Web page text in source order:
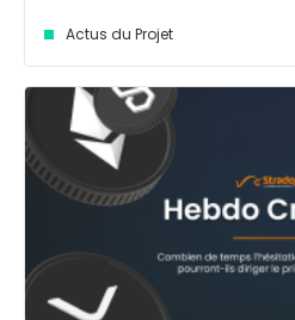
Actus du Projet